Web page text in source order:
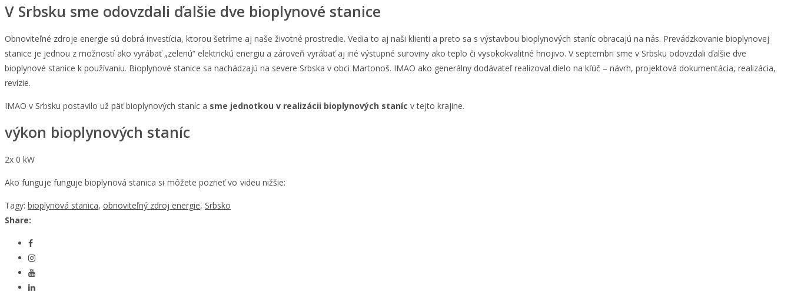
V Srbsku sme odovzdali ďalšie dve bioplynové stanice
Obnoviteľné zdroje energie sú dobrá investícia, ktorou šetríme aj naše životné prostredie. Vedia to aj naši klienti a preto sa s výstavbou bioplynových staníc obracajú na nás. Prevádzkovanie bioplynovej
stanice je jednou z možností ako vyrábať „zelenú“ elektrickú energiu a zároveň vyrábať aj iné výstupné suroviny ako teplo či vysokokvalitné hnojivo. V septembri sme v Srbsku odovzdali ďalšie dve
bioplynové stanice k používaniu. Bioplynové stanice sa nachádzajú na severe Srbska v obci Martonoš. IMAO ako generálny dodávateľ realizoval dielo na kľúč – návrh, projektová dokumentácia, realizácia,
revízie.
IMAO v Srbsku postavilo už päť bioplynových staníc a sme jednotkou v realizácii bioplynových staníc v tejto krajine.
výkon bioplynových staníc
2x​ 0 kW
Ako funguje funguje bioplynová stanica si môžete pozrieť vo videu nižšie:
Tagy: bioplynová stanica, obnoviteľný zdroj energie, Srbsko
Share: